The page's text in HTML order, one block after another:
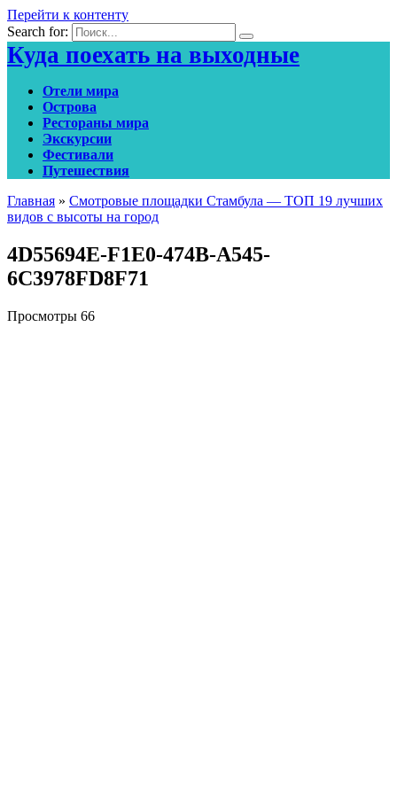
Перейти к контенту
Search for:
Куда поехать на выходные
Отели мира
Острова
Рестораны мира
Экскурсии
Фестивали
Путешествия
Главная » Смотровые площадки Стамбула — ТОП 19 лучших
видов с высоты на город
4D55694E-F1E0-474B-A545-
6C3978FD8F71
Просмотры 66